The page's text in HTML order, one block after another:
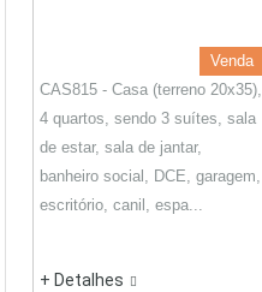
Venda
CAS815 - Casa (terreno 20x35),
4 quartos, sendo 3 suítes, sala
de estar, sala de jantar,
banheiro social, DCE, garagem,
escritório, canil, espa...
+ Detalhes